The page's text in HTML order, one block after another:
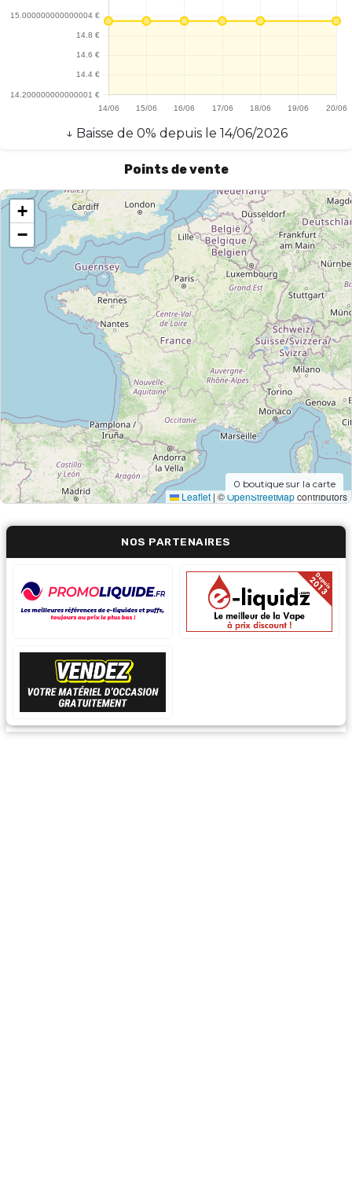
↓ Baisse de 0% depuis le 14/06/2026
Points de vente
+
−
Leaflet | ©OpenStreetMapcontributors
0 boutique sur la carte
NOS PARTENAIRES